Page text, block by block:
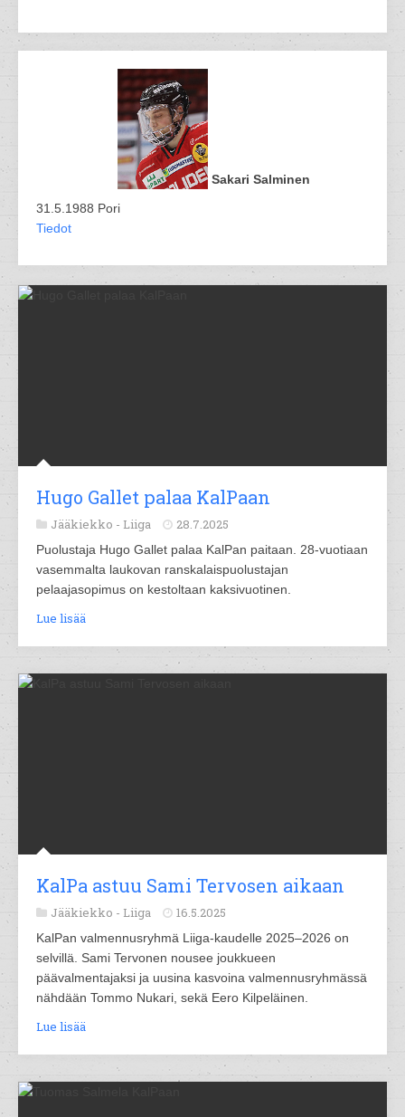
Sakari Salminen
31.5.1988 Pori
Tiedot
Hugo Gallet palaa KalPaan
Jääkiekko - Liiga 28.7.2025
Puolustaja Hugo Gallet palaa KalPan paitaan. 28-vuotiaan
vasemmalta laukovan ranskalaispuolustajan
pelaajasopimus on kestoltaan kaksivuotinen.
Lue lisää
KalPa astuu Sami Tervosen aikaan
Jääkiekko - Liiga 16.5.2025
KalPan valmennusryhmä Liiga-kaudelle 2025–2026 on
selvillä. Sami Tervonen nousee joukkueen
päävalmentajaksi ja uusina kasvoina valmennusryhmässä
nähdään Tommo Nukari, sekä Eero Kilpeläinen.
Lue lisää